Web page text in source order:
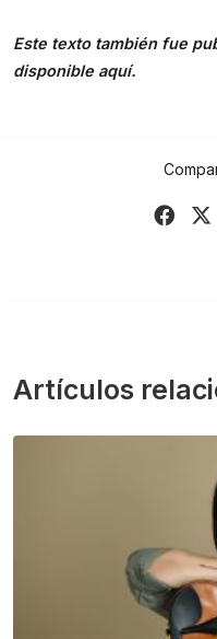
Este texto también fue
disponible aquí.
Share
Artículos